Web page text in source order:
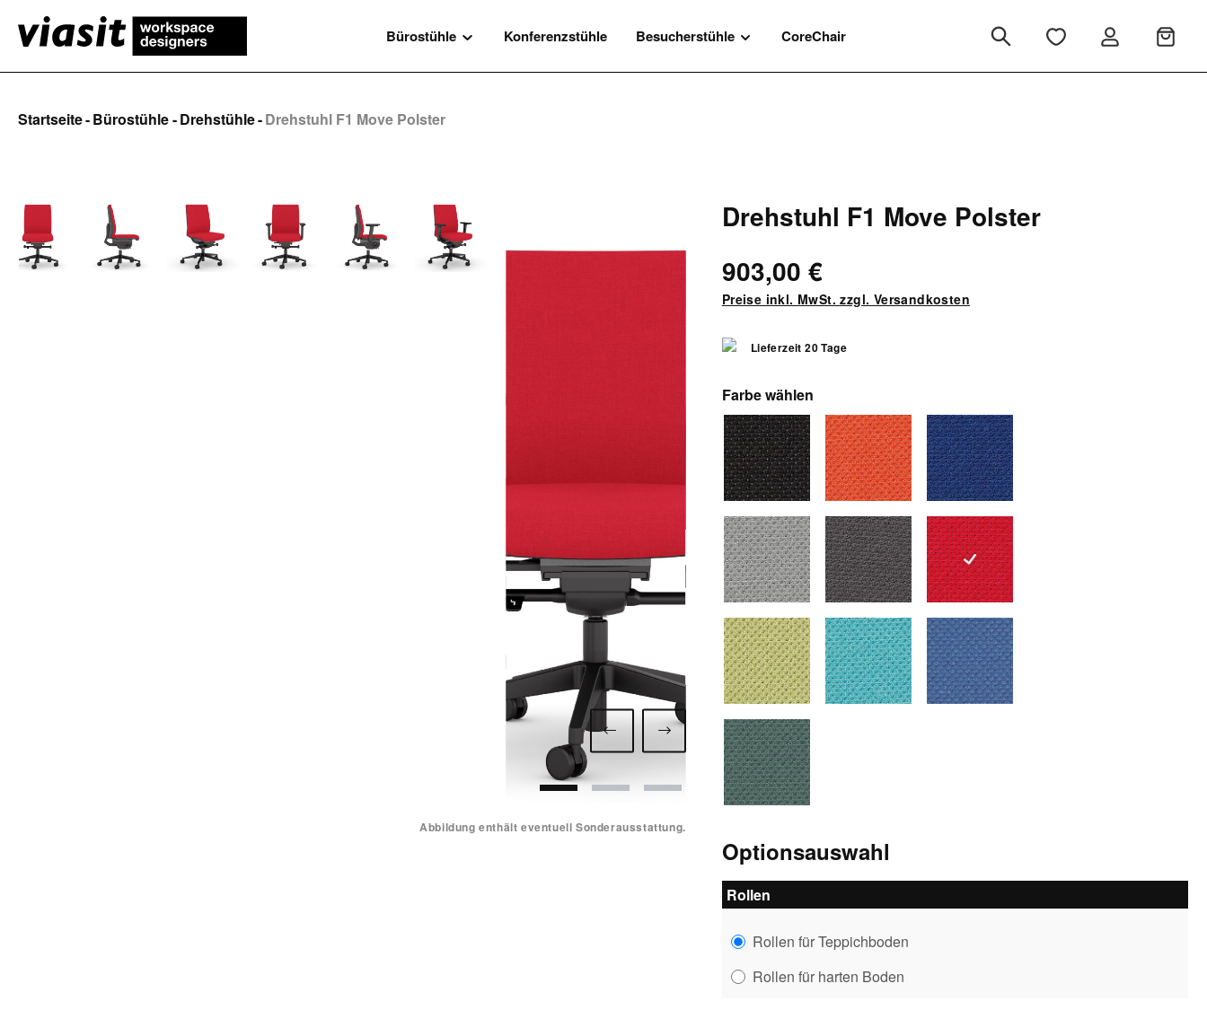
Hauptinhalt springen
Zur Suche springen
Zur Hauptnavigation springen
Bürostühle Konferenzstühle Besucherstühle CoreChair
Startseite-Bürostühle-Drehstühle-Drehstuhl F1 Move Polster
Bildergalerie überspringen
Abbildung enthält eventuell Sonderausstattung.
Drehstuhl F1 Move Polster
903,00 €
Preise inkl. MwSt. zzgl. Versandkosten
Lieferzeit 20 Tage
Farbe wählenauswählen
1040 schwarz 1041 orange 1042 blau-schwarz
1043 grau 1046 grau-schwarz1047 rot
1050 hellgrün 1058 petrol 1059 royalblau
1060 blaugrün
Optionsauswahl
Rollen
Rollen für Teppichboden
Rollen für harten Boden